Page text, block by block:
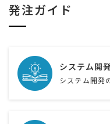
発注ガイド
システム開
システム開発